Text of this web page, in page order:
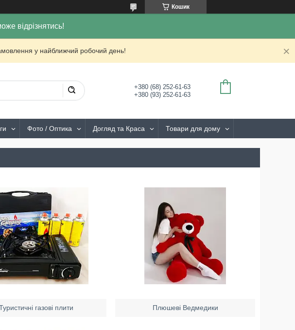
Кошик
відрізнятись!
у найближчий робочий день!
+380 (68) 252-61-63
+380 (93) 252-61-63
Фото / Оптика Догляд та Краса Товари для дому
газові плити Плюшеві Ведмедики